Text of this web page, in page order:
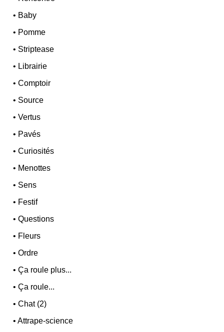
• Baby
• Pomme
• Striptease
• Librairie
•Comptoir
• Source
•Vertus
• Pavés
•Curiosités
• Menottes
• Sens
• Festif
•Questions
• Fleurs
•Ordre
•Ça roule plus...
•Ça roule...
•Chat (2)
•Attrape-science